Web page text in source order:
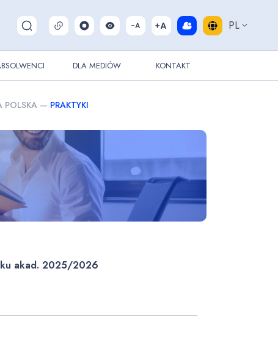
Pokaż/ukryj wyszukiwarkę PL
DLA MEDIÓW KONTAKT
POLSKA — PRAKTYKI
akad. 2025/2026